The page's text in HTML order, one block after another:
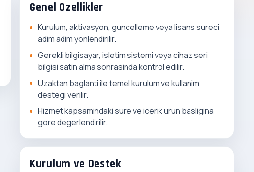
Genel Ozellikler
Kurulum, aktivasyon, guncelleme veya lisans sureci
adim adim yonlendirilir.
Gerekli bilgisayar, isletim sistemi veya cihaz seri
bilgisi satin alma sonrasinda kontrol edilir.
Uzaktan baglanti ile temel kurulum ve kullanim
destegi verilir.
Hizmet kapsamindaki sure ve icerik urun basligina
gore degerlendirilir.
Kurulum ve Destek